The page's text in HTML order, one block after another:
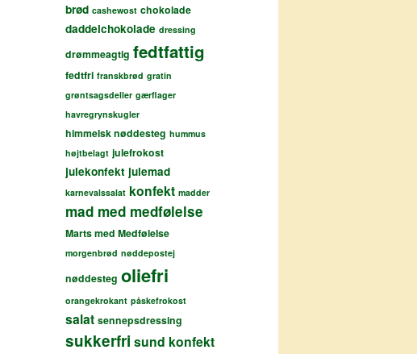
brød cashewost chokolade
daddelchokolade dressing
drømmeagtig fedtfattig
fedtfri franskbrød gratin
grøntsagsdeller gærflager
havregrynskugler
himmelsk nøddesteg hummus
højtbelagt julefrokost
julekonfekt julemad
karnevalssalat konfekt madder
mad med medfølelse
Marts med Medfølelse
morgenbrød nøddepostej
nøddesteg oliefri
orangekrokant påskefrokost
salat sennepsdressing
sukkerfri sund konfekt